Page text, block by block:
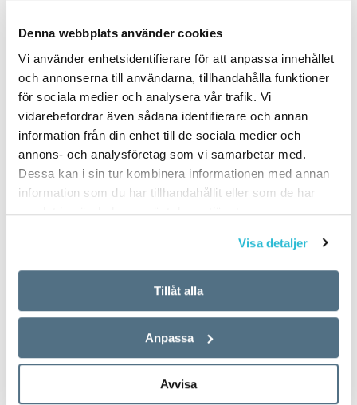
Denna webbplats använder cookies
Vi använder enhetsidentifierare för att anpassa innehållet
och annonserna till användarna, tillhandahålla funktioner
för sociala medier och analysera vår trafik. Vi
vidarebefordrar även sådana identifierare och annan
information från din enhet till de sociala medier och
annons- och analysföretag som vi samarbetar med.
Dessa kan i sin tur kombinera informationen med annan
information som du har tillhandahållit eller som de har
samlat in när du har använt deras tjänster.
Visa detaljer
Tillåt alla
Anpassa
Avvisa
PUBLICERAD 2024-09-14